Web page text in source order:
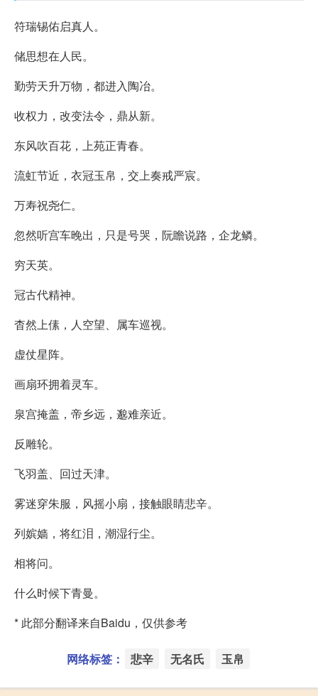
符瑞锡佑启真人。
储思想在人民。
勤劳天升万物，都进入陶冶。
收权力，改变法令，鼎从新。
东风吹百花，上苑正青春。
流虹节近，衣冠玉帛，交上奏戒严宸。
万寿祝尧仁。
忽然听宫车晚出，只是号哭，阮瞻说路，企龙鳞。
穷天英。
冠古代精神。
杳然上傃，人空望、属车巡视。
虚仗星阵。
画扇环拥着灵车。
泉宫掩盖，帝乡远，邈难亲近。
反雕轮。
飞羽盖、回过天津。
雾迷穿朱服，风摇小扇，接触眼睛悲辛。
列嫔嫱，将红泪，潮湿行尘。
相将问。
什么时候下青曼。
* 此部分翻译来自Baidu，仅供参考
网络标签： 悲辛 无名氏 玉帛